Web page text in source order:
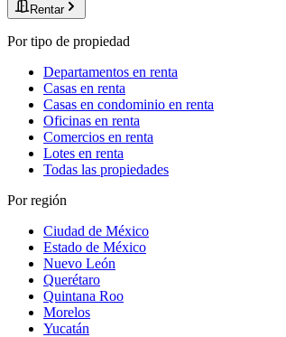
Rentar
Por tipo de propiedad
Departamentos en renta
Casas en renta
Casas en condominio en renta
Oficinas en renta
Comercios en renta
Lotes en renta
Todas las propiedades
Por región
Ciudad de México
Estado de México
Nuevo León
Querétaro
Quintana Roo
Morelos
Yucatán